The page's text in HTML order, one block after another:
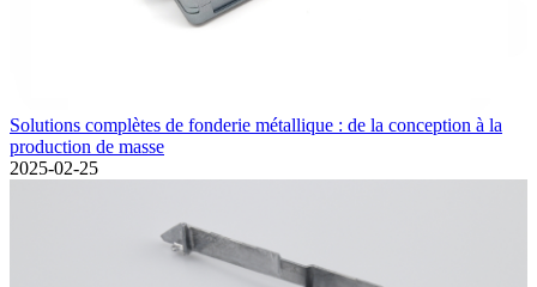
Solutions complètes de fonderie métallique : de la conception à la
production de masse
2025-02-25